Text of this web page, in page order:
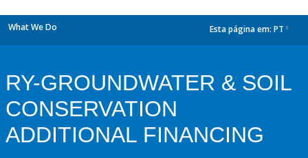
What We Do Esta página em: PT
RY-GROUNDWATER & SOIL
CONSERVATION
ADDITIONAL FINANCING